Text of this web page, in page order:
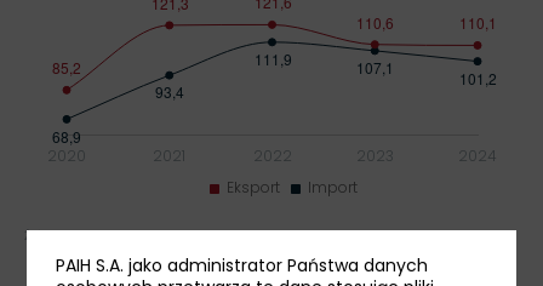
Źródło: UN Comtrade
PAIH S.A. jako administrator Państwa danych